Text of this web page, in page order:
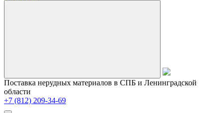
Поставка нерудных материалов в СПБ и Ленинградской
области
+7 (812) 209-34-69